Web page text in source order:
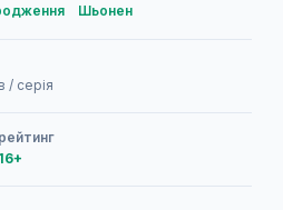
Шьонен
/ серія
16+